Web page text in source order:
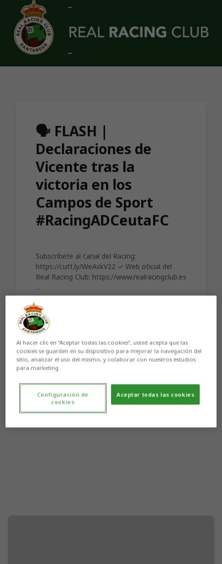
Skip to main content
🗣️ FLASH |
Declaraciones de
Vicente tras la
victoria en los
Campos de Sport
#RacingADCeutaFC
Subscríbete al canal del Racing:
https://cutt.ly/WeAskV22 ✓ Web oficial del
Real Racing Club: https://www.realracingclub.es
...
Aún no hay reacciones. ¡Sé el primero!
Al hacer clic en “Aceptar todas las cookies”, usted acepta que las
cookies se guarden en su dispositivo para mejorar la navegación del
sitio, analizar el uso del mismo, y colaborar con nuestros estudios
para marketing.
Aceptar todas las cookies
Configuración de
cookies